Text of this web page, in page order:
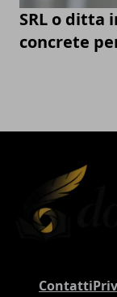
SRL o ditta
concrete
Contatti